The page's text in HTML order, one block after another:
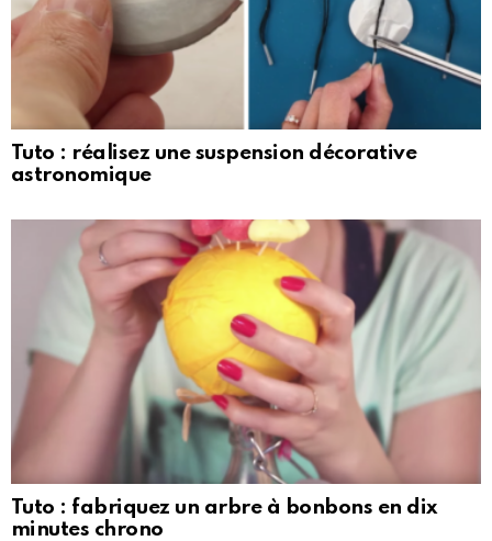
Tuto : réalisez une suspension décorative
astronomique
Tuto : fabriquez un arbre à bonbons en dix
minutes chrono